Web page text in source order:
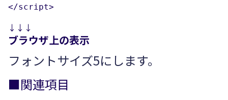
</script>
↓↓↓
ブラウザ上の表示
フォントサイズ5にします。
■関連項目